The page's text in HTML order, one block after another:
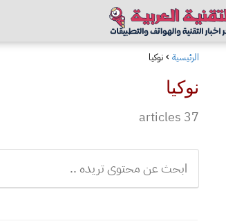
الرئيسية نوكيا
نوكيا
37 articles